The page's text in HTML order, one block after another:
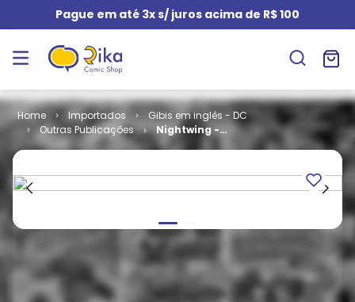
Pague em até 3x s/ juros acima de R$ 100
Importados
Gibis em inglês - DC
Outras Publicações
Nightwing -
Volume 1 # 11